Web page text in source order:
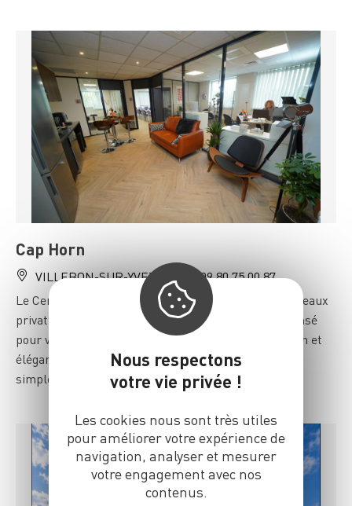
Cap Horn
VILLEBON-SUR-YVETTE
09 80 75 00 87
Le Centre d'affaires Cap Horn vous propose des Bureaux
privatifs et Salle de Réunion. Chaque détail a été pensé
pour vous offrir un espace résolument contemporain et
élégant propice à la concentration pour vous donner
simplement l'envie de travailler
Nous respectons
votre vie privée !
Les cookies nous sont très utiles
pour améliorer votre expérience de
navigation, analyser et mesurer
votre engagement avec nos
contenus.